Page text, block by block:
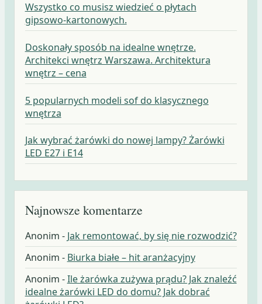
Wszystko co musisz wiedzieć o płytach
gipsowo-kartonowych.
Doskonały sposób na idealne wnętrze.
Architekci wnętrz Warszawa. Architektura
wnętrz – cena
5 popularnych modeli sof do klasycznego
wnętrza
Jak wybrać żarówki do nowej lampy? Żarówki
LED E27 i E14
Najnowsze komentarze
Anonim - Jak remontować, by się nie rozwodzić?
Anonim - Biurka białe – hit aranżacyjny
Anonim -Ile żarówka zużywa prądu? Jak znaleźć
idealne żarówki LED do domu? Jak dobrać